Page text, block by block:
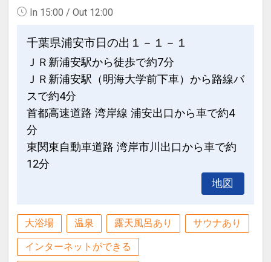
食バイキングの追加が可能です。
付けください）
【ご宿泊のお客様にうれしい特色！！】
本館4階SPA（大浴場）が、ご滞在中料
金不要にてご利用いただけます。(一部
有料施設有り）
※スパ営業時間 11:00～翌朝9:00
（浴室清掃時間 深夜1:00～5:00）
※チェックイン前からもご利用いただけ
設定期間：2026年2月27日～2027年1月
31日
インターネットコース番号：DP-2-
In 15:00 / Out 12:00
千葉県浦安市日の出１－１－１
ＪＲ新浦安駅から徒歩で約7分
ＪＲ新浦安駅（明海大学前下車）から路線バ
スで約4分
首都高速道路 湾岸線 浦安出口から車で約4
分
東関東自動車道路 湾岸市川出口から車で約
12分
地図
大浴場 温泉 露天風呂あり サウナあり
インターネットができる